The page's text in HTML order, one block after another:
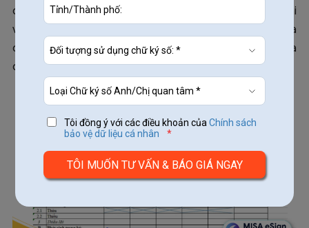
cách nhanh chóng và minh bạch ngay tại văn phòng. Bài
viết dưới đây
sẽ hướng dẫn các bước tra
cứu chi tiết, giúp tối ưu hóa công tác quản lý nhân sự và
đảm bảo quyền lợi cho người lao động.
Tôi đồng ý với các điều khoản củaChính sách
bảo vệ dữ liệu cá nhân
*